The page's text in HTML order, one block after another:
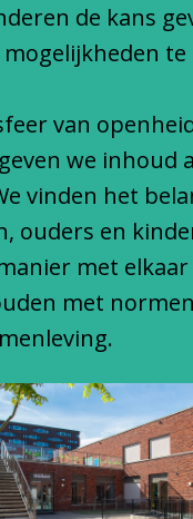
de kans
van
we inhoud
vinden het
ouders en
met
met